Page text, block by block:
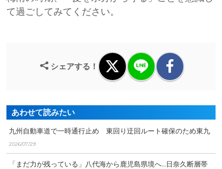
て過ごしてみてください。
シェアする！
あわせて読みたい
九州自動車道で一時通行止め 東回り迂回ルート確保のため東九
州自動車道で全面通行止...
2026/07/29
「まだ力が残っている」八代海から鹿児島県境へ…日奈久断層帯